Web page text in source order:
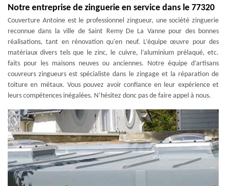
Notre entreprise de zinguerie en service dans le 77320
Couverture Antoine est le professionnel zingueur, une société zinguerie
reconnue dans la ville de Saint Remy De La Vanne pour des bonnes
réalisations, tant en rénovation qu'en neuf. L’équipe œuvre pour des
matériaux divers tels que le zinc, le cuivre, l’aluminium prélaqué, etc.
faits pour les maisons neuves ou anciennes. Notre équipe d’artisans
couvreurs zingueurs est spécialiste dans le zingage et la réparation de
toiture en métaux. Vous pouvez avoir confiance en leur expérience et
leurs compétences inégalées. N’hésitez donc pas de faire appel à nous.